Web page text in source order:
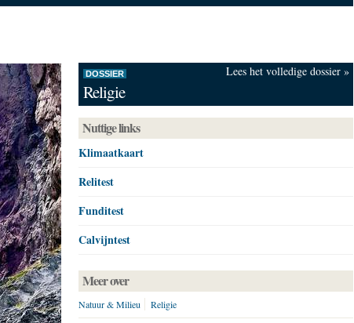
DOSSIER
Religie
Lees het volledige dossier »
Nuttige links
Klimaatkaart
Relitest
Funditest
Calvijntest
Meer over
Natuur & Milieu Religie